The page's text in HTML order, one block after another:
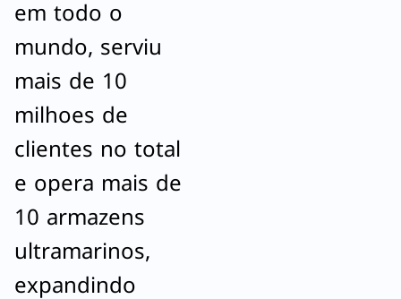
em todo o
mundo, serviu
mais de 10
milhoes de
clientes no total
e opera mais de
10 armazens
ultramarinos,
expandindo